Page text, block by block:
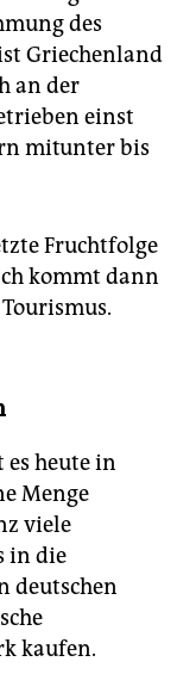
des
Griechenland
an der
einst
mitunter bis
Fruchtfolge
kommt dann
heute in
Menge
viele
in die
deutschen
kaufen.